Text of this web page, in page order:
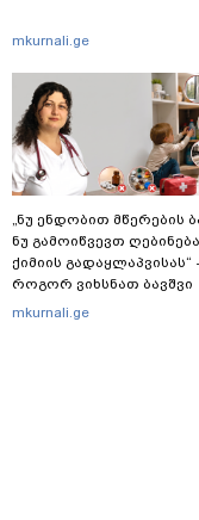
mkurnali.ge
„ნუ ენდობით მწერების
ნუ გამოიწვევთ
ქიმიის გადაყლაპვისას“ -
როგორ ვიხსნათ ბავშვი
კრიტიკულ სიტუაციაში,
mkurnali.ge